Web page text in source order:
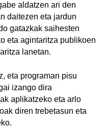
aldatzen ari den
daitezen eta jardun
gatazkak saihesten
eta agintaritza publikoen
lanetan.
eta programan pisu
izango dira
aplikatzeko eta arlo
diren trebetasun eta